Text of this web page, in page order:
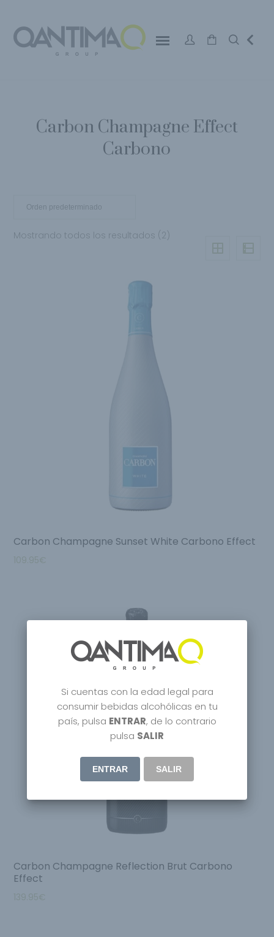
Carbon Champagne Effect
Carbono
Mostrando todos los resultados (2)
Carbon Champagne Sunset White Carbono Effect
109.95€
Carbon Champagne Reflection Brut Carbono
Effect
139.95€
Si cuentas con la edad legal para
consumir bebidas alcohólicas en tu
país, pulsa ENTRAR, de lo contrario
pulsa SALIR
ENTRAR SALIR